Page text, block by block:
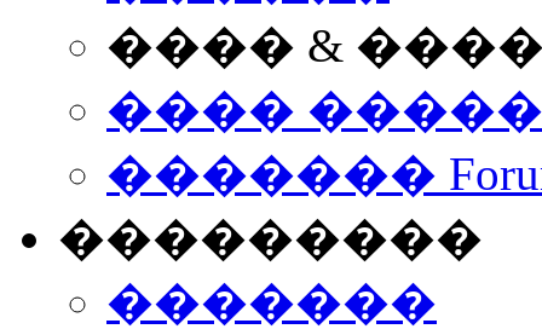
���� &
����
�������
���������
�������